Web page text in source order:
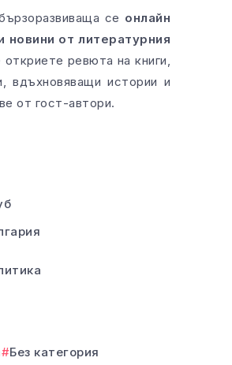
се онлайн
новини от литературния
ревюта на книги,
вдъхновяващи истории и
от гост-автори.
Без категория